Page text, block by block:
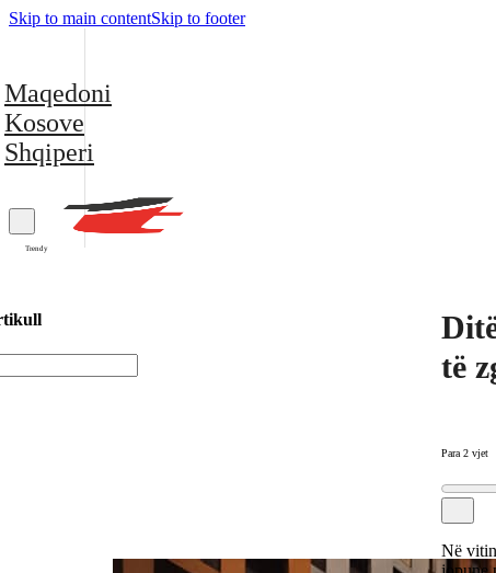
Skip to main contentSkip to footer
Maqedoni
Kosove
Shqiperi
Trendy
të
Para 2 vjet
Në